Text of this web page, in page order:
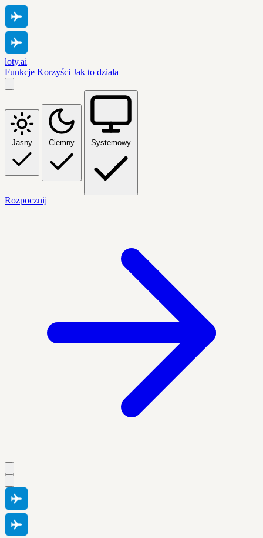
loty.ai
Funkcje Korzyści Jak to działa
Jasny Ciemny Systemowy
Rozpocznij